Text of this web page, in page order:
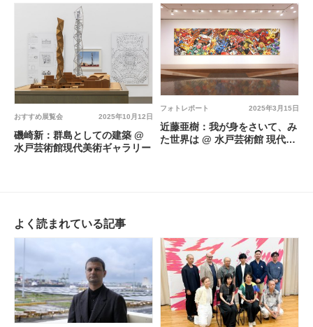
2025年10月12日
おすすめ展覧会
磯崎新：群島としての建築 @
水戸芸術館現代美術ギャラリー
2025年3月15日
フォトレポート
近藤亜樹：我が身をさいて、み
た世界は @ 水戸芸術館 現代美
よく読まれている記事